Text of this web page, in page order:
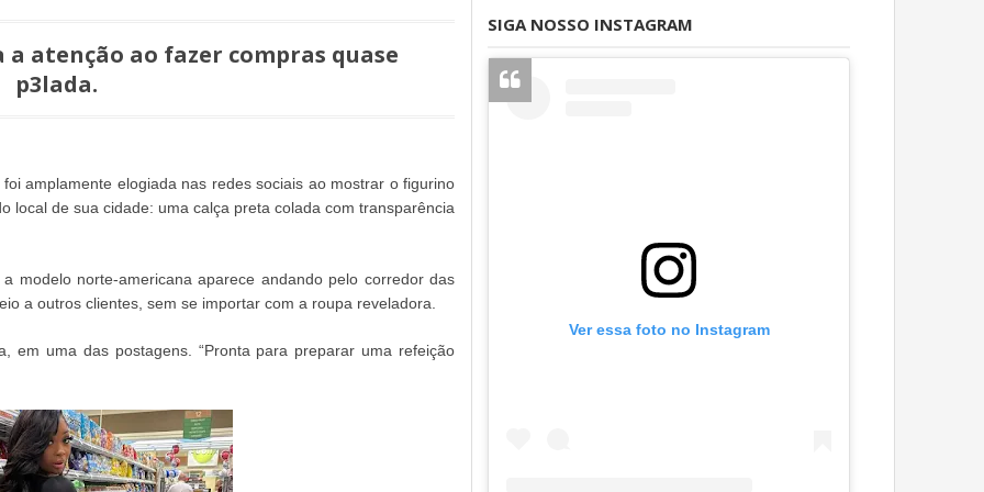
atenção ao fazer compras quase
p3lada.
amplamente elogiada nas redes sociais ao mostrar o figurino
local de sua cidade: uma calça preta colada com transparência
modelo norte-americana aparece andando pelo corredor das
a outros clientes, sem se importar com a roupa reveladora.
em uma das postagens. “Pronta para preparar uma refeição
SIGA NOSSO INSTAGRAM
Ver essa foto no Instagram